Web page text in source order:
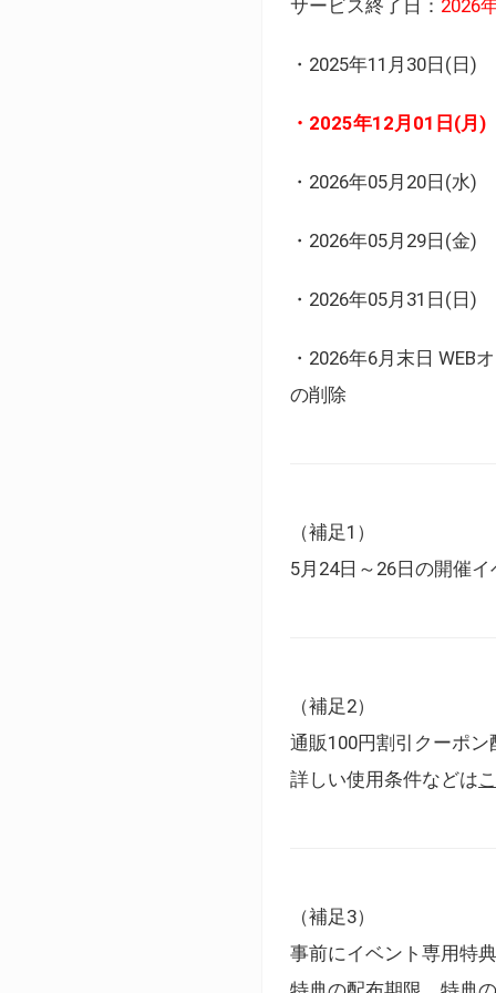
サービス終了日： 2026
・2025年11月30日(日
・2025年12月01日(月
・2026年05月20日(水
・2026年05月29日(金
・2026年05月31日(日
・2026年6月末日
の削除
（補足1）
5月24日～26日の開催
（補足2）
通販100円割引クーポ
詳しい使用条件などは
（補足3）
事前にイベント専用特